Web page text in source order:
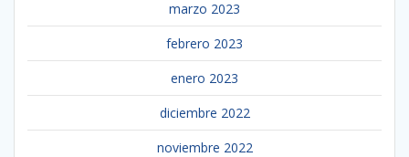
marzo 2023
febrero 2023
enero 2023
diciembre 2022
noviembre 2022